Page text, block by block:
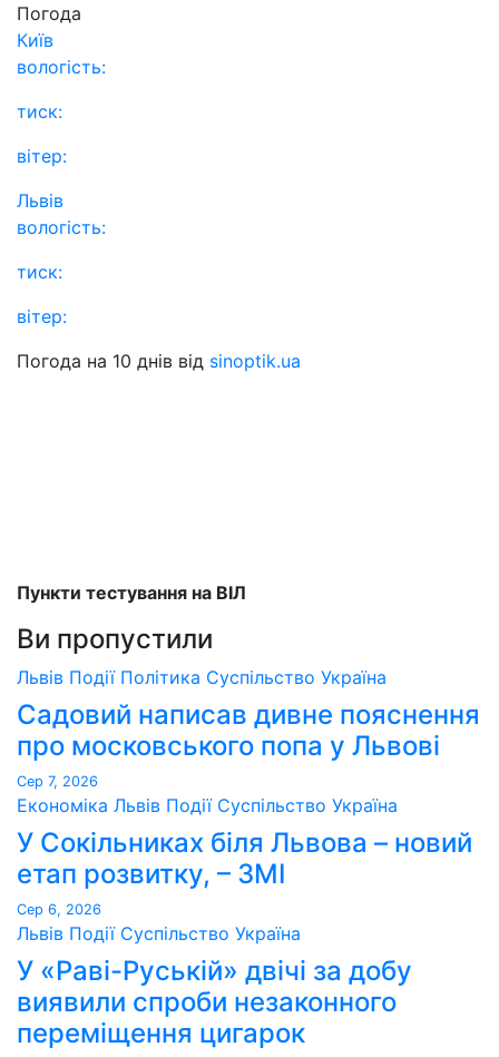
Погода
Київ
вологість:
тиск:
вітер:
Львів
вологість:
тиск:
вітер:
Погода на 10 днів від sinoptik.ua
Пункти тестування на ВІЛ
Ви пропустили
Львів Події Політика Суспільство Україна
Садовий написав дивне пояснення
про московського попа у Львові
Сер 7, 2026
Економіка Львів Події Суспільство Україна
У Сокільниках біля Львова – новий
етап розвитку, – ЗМІ
Сер 6, 2026
Львів Події Суспільство Україна
У «Раві-Руській» двічі за добу
виявили спроби незаконного
переміщення цигарок